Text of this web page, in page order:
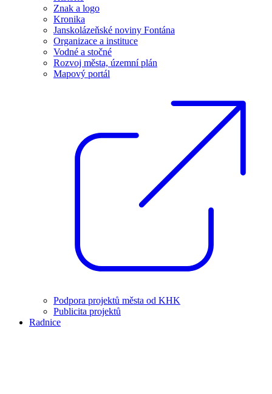
Znak a logo
Kronika
Janskolázeňské noviny Fontána
Organizace a instituce
Vodné a stočné
Rozvoj města, územní plán
Mapový portál
Podpora projektů města od KHK
Publicita projektů
Radnice